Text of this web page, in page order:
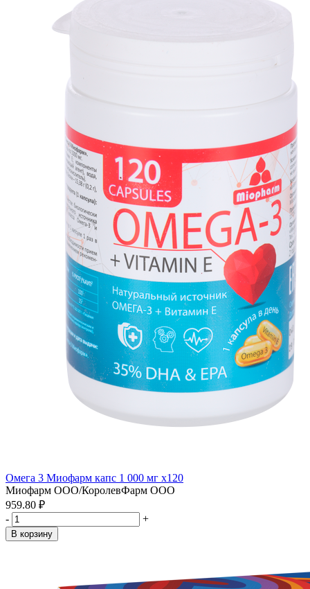
Омега 3 Миофарм капс 1 000 мг x120
Миофарм ООО/КоролевФарм ООО
959.80 ₽
-
+
В корзину